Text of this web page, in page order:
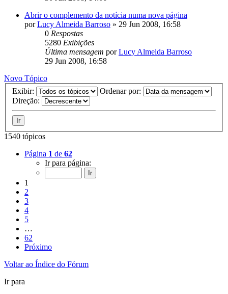
Abrir o complemento da notícia numa nova página
porLucy Almeida Barroso » 29 Jun 2008, 16:58
0 Respostas
5280 Exibições
Última mensagem porLucy Almeida Barroso
29 Jun 2008, 16:58
Novo Tópico
Exibir:
Ordenar por:
Direção:
1540 tópicos
Página 1 de 62
Ir para página:
1
2
3
4
5
…
62
Próximo
Voltar ao Índice do Fórum
Ir para